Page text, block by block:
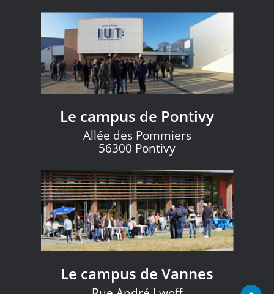
Le campus de Pontivy
Allée des Pommiers
56300 Pontivy
Le campus de Vannes